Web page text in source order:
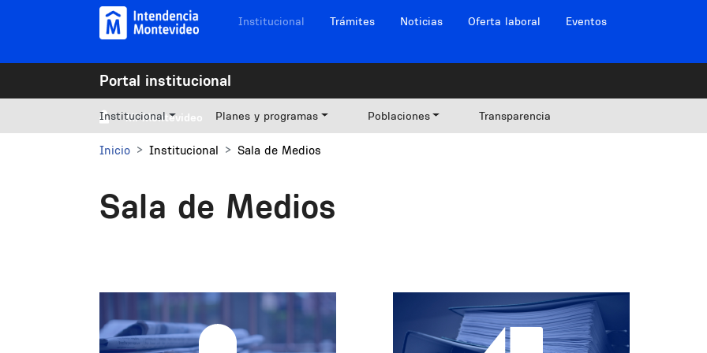
Pasar al contenido principal Navegación sitios
Institucional Trámites Noticias Oferta laboral Eventos
Portal institucional
Mi Montevideo
Institucional Planes y programas Poblaciones Transparencia
Inicio Institucional Sala de Medios
Sala de Medios